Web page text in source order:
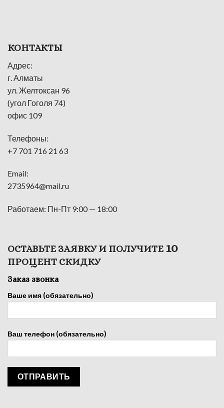
КОНТАКТЫ
Адрес:
г. Алматы
ул. Желтоксан 96
(угол Гоголя 74)
офис 109
Телефоны:
+7 701 716 21 63
Email:
2735964@mail.ru
Работаем: Пн-Пт 9:00 — 18:00
ОСТАВЬТЕ ЗАЯВКУ И ПОЛУЧИТЕ 10
ПРОЦЕНТ СКИДКУ
Заказ звонка
Ваше имя (обязательно)
Ваш телефон (обязательно)